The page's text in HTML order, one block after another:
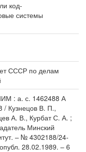
код-
системы
СССР по делам
: а. с. 1462488 А
Кузнецов В. П.,
А. В., Курбат С. А. ;
Минский
– № 4302188/24-
28.02.1989. – 6